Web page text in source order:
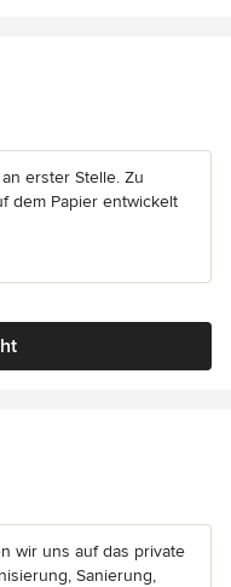
Sternen
erster Stelle. Zu
dem Papier entwickelt
Sternen
wir uns auf das private
Sanierung,